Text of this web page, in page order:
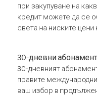
при закупуване на
кредит можете да се
света на ниските цени
30-дневни
30-дневният
правите
ваш избор в